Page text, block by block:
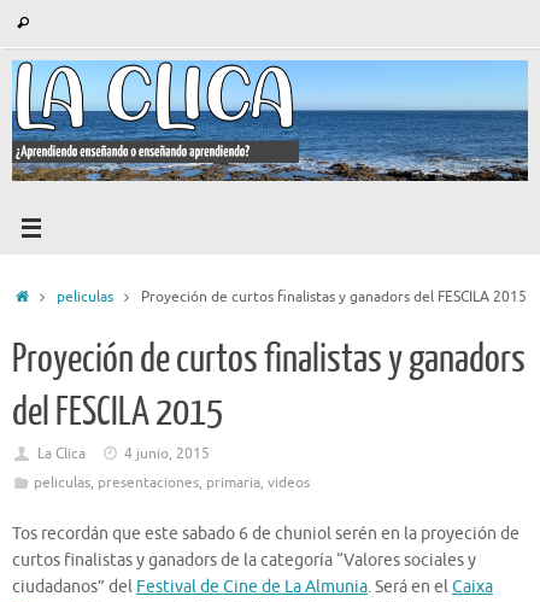
contenido
Buscar
Iniciopeliculas Proyeción de curtos finalistas y ganadors del FESCILA 2015
Proyeción de curtos finalistas y ganadors
del FESCILA 2015
La Clica
4 junio, 2015
peliculas, presentaciones, primaria, videos
Tos recordán que este sabado 6 de chuniol serén en la proyeción de
curtos finalistas y ganadors de la categoría “Valores sociales y
ciudadanos” del Festival de Cine de La Almunia. Será en elCaixa